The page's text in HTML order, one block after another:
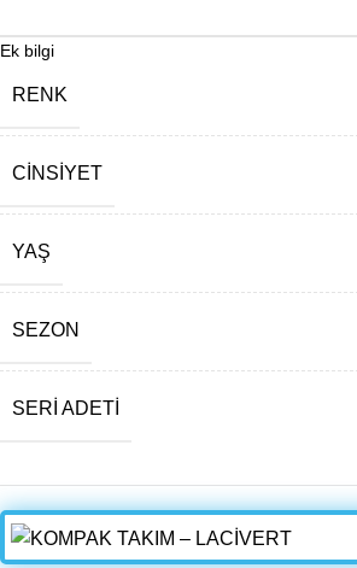
Ek bilgi
RENK
CINSIYET
YAŞ
SEZON
SERI ADETI